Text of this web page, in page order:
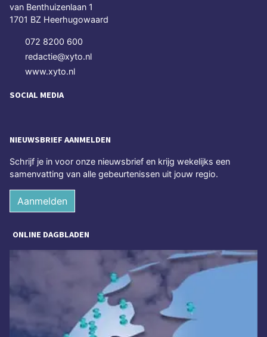
van Benthuizenlaan 1
1701 BZ Heerhugowaard
072 8200 600
redactie@xyto.nl
www.xyto.nl
SOCIAL MEDIA
NIEUWSBRIEF AANMELDEN
Schrijf je in voor onze nieuwsbrief en krijg wekelijks een
samenvatting van alle gebeurtenissen uit jouw regio.
Aanmelden
ONLINE DAGBLADEN